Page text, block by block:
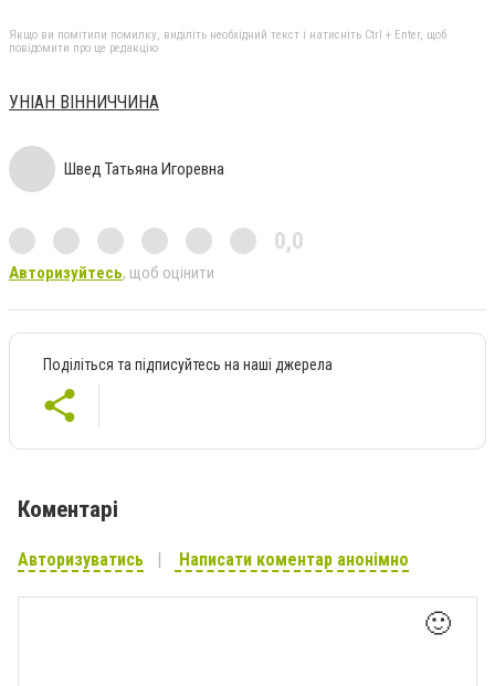
Якщо ви помітили помилку, виділіть необхідний текст і натисніть Ctrl + Enter, щоб
повідомити про це редакцію
УНІАН ВІННИЧЧИНА
Швед Татьяна Игоревна
0,0
Авторизуйтесь, щоб оцінити
Поділіться та підписуйтесь на наші джерела
Коментарі
Авторизуватись Написати коментар анонімно
🙂